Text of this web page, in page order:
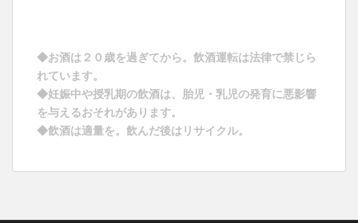
◆お酒は２０歳を過ぎてから。飲酒運転は法律で禁じら
れています。
◆妊娠中や授乳期の飲酒は、胎児・乳児の発育に悪影響
を与えるおそれがあります。
◆飲酒は適量を。飲んだ後はリサイクル。